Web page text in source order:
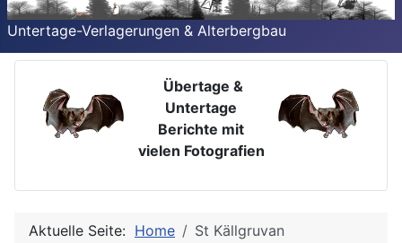
Untertage-Verlagerungen & Alterbergbau
Übertage &
Untertage
Berichte mit
vielen Fotografien
Aktuelle Seite: Home St Källgruvan